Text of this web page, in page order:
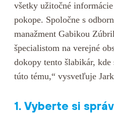
všetky užitočné
pokope. Spoločne s
manažment Gabikou
špecialistom na verejné
dokopy tento šlabikár,
túto tému,“ vysvetľuje
1. Vyberte si